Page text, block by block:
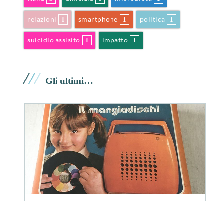
relazioni 1 smartphone 1 politica 1
suicidio assisito 1 impatto 1
/// Gli ultimi…